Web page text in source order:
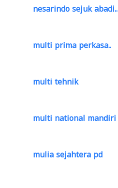
nesarindo sejuk abadi..
multi prima perkasa..
multi tehnik
multi national mandiri
mulia sejahtera pd